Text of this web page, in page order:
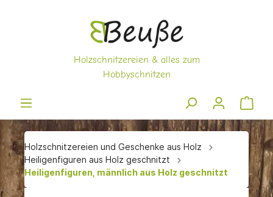
Holzschnitzereien und Geschenke aus Holz
Heiligenfiguren aus Holz geschnitzt
Heiligenfiguren, männlich aus Holz geschnitzt